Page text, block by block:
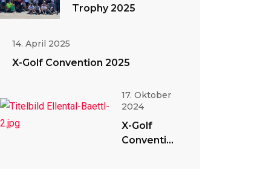
Trophy 2025
14. April 2025
X-Golf Convention 2025
17. Oktober
2024
X-Golf
Convention